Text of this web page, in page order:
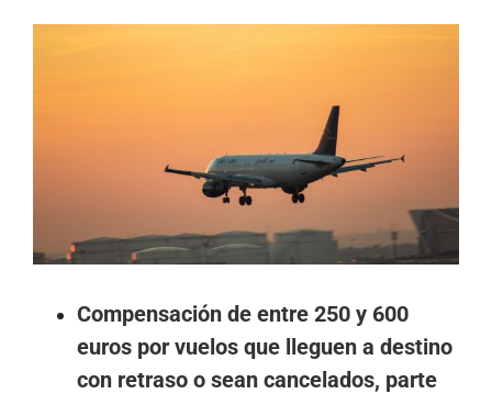
Compensación de entre 250 y 600
euros por vuelos que lleguen a destino
con retraso o sean cancelados, parte